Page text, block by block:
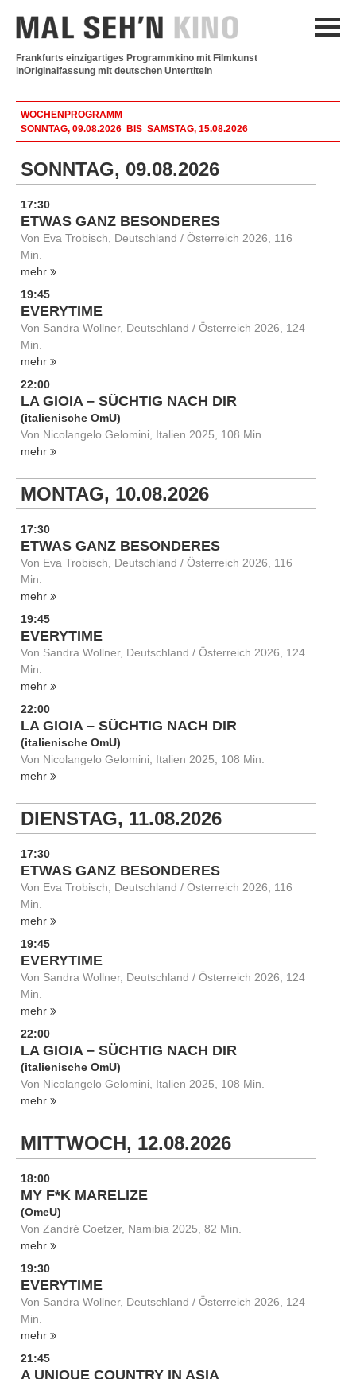
Frankfurts einzigartiges Programmkino mit Filmkunst
inOriginalfassung mit deutschen Untertiteln
WOCHENPROGRAMM
SONNTAG, 09.08.2026 BIS SAMSTAG, 15.08.2026
SONNTAG, 09.08.2026
17:30
ETWAS GANZ BESONDERES
Von Eva Trobisch, Deutschland / Österreich 2026, 116
Min.
mehr
19:45
EVERYTIME
Von Sandra Wollner, Deutschland / Österreich 2026, 124
Min.
mehr
22:00
LA GIOIA – SÜCHTIG NACH DIR
(italienische OmU)
Von Nicolangelo Gelomini, Italien 2025, 108 Min.
mehr
MONTAG, 10.08.2026
17:30
ETWAS GANZ BESONDERES
Von Eva Trobisch, Deutschland / Österreich 2026, 116
Min.
mehr
19:45
EVERYTIME
Von Sandra Wollner, Deutschland / Österreich 2026, 124
Min.
mehr
22:00
LA GIOIA – SÜCHTIG NACH DIR
(italienische OmU)
Von Nicolangelo Gelomini, Italien 2025, 108 Min.
mehr
DIENSTAG, 11.08.2026
17:30
ETWAS GANZ BESONDERES
Von Eva Trobisch, Deutschland / Österreich 2026, 116
Min.
mehr
19:45
EVERYTIME
Von Sandra Wollner, Deutschland / Österreich 2026, 124
Min.
mehr
22:00
LA GIOIA – SÜCHTIG NACH DIR
(italienische OmU)
Von Nicolangelo Gelomini, Italien 2025, 108 Min.
mehr
MITTWOCH, 12.08.2026
18:00
MY F*K MARELIZE
(OmeU)
Von Zandré Coetzer, Namibia 2025, 82 Min.
mehr
19:30
EVERYTIME
Von Sandra Wollner, Deutschland / Österreich 2026, 124
Min.
mehr
21:45
A UNIQUE COUNTRY IN ASIA